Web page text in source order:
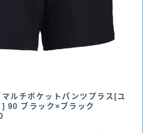
マルチポケットパンツプラス[ユ
] 90 ブラック×ブラック